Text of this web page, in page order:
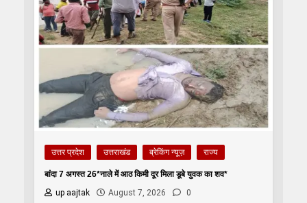
उत्तर प्रदेश उत्तराखंड ब्रेकिंग न्यूज़ राज्य
बांदा 7 अगस्त 26*नाले में आठ किमी दूर मिला डूबे युवक का शव*
up aajtak
August 7, 2026 0